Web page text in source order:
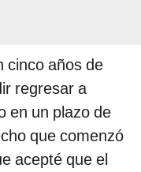
cinco años de
regresar a
en un plazo de
que comenzó
acepté que el